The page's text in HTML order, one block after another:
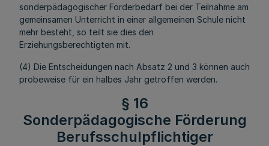
sonderpädagogischer Förderbedarf bei der Teilnahme am
gemeinsamen Unterricht in einer allgemeinen Schule nicht
mehr besteht, so teilt sie dies den
Erziehungsberechtigten mit.
(4) Die Entscheidungen nach Absatz 2 und 3 können auch
probeweise für ein halbes Jahr getroffen werden.
§ 16
Sonderpädagogische Förderung
Berufsschulpflichtiger